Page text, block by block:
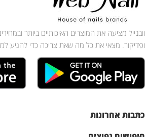
וובנייל מציעה את המוצרים האיכותיים ביותר
ופדיקור. מצאי את כל מה שאת צריכה כדי להגיע
כתבות אחרונות